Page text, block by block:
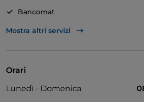
Bancomat
Si parla inglese
Mostra altri servizi
Orari
Lunedì - Domenica